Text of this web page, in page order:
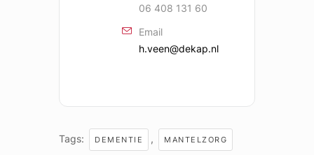
06 408 131 60
Email
h.veen@dekap.nl
Tags: DEMENTIE , MANTELZORG